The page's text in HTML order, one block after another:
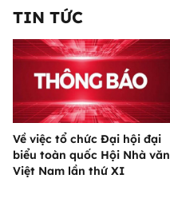
TIN TỨC
Về việc tổ chức Đại hội đại
biểu toàn quốc Hội Nhà văn
Việt Nam lần thứ XI